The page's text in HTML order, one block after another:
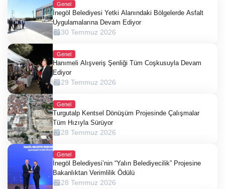
Genel
İnegöl Belediyesi Yetki Alanındaki Bölgelerde Asfalt
Uygulamalarına Devam Ediyor
30 Temmuz 2026
Genel
Hanımeli Alışveriş Şenliği Tüm Coşkusuyla Devam
Ediyor
29 Temmuz 2026
Genel
Turgutalp Kentsel Dönüşüm Projesinde Çalışmalar
Tüm Hızıyla Sürüyor
28 Temmuz 2026
Genel
İnegöl Belediyesi’nin “Yalın Belediyecilik” Projesine
Bakanlıktan Verimlilik Ödülü
28 Temmuz 2026